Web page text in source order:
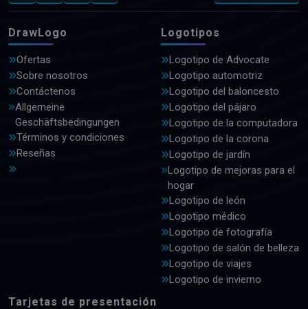
DrawLogo
Ofertas
Sobre nosotros
Contáctenos
Allgemeine
Geschäftsbedingungen
Términos y condiciones
Reseñas
Logotipos
Logotipo de Advocate
Logotipo automotriz
Logotipo del baloncesto
Logotipo del pájaro
Logotipo de la computadora
Logotipo de la corona
Logotipo de jardín
Logotipo de mejoras para el
hogar
Logotipo de león
Logotipo médico
Logotipo de fotografía
Logotipo de salón de belleza
Logotipo de viajes
Logotipo de invierno
Tarjetas de presentación